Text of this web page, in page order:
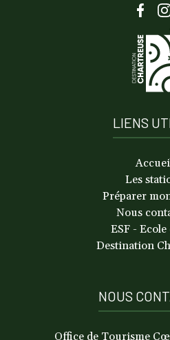
LIENS
Les
Préparer
Nous
ESF - Ecole
Destination
NOUS
Office de Tourisme